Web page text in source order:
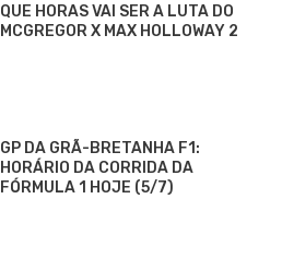
QUE HORAS VAI SER A LUTA DO
MCGREGOR X MAX HOLLOWAY 2
GP DA GRÃ-BRETANHA F1:
HORÁRIO DA CORRIDA DA
FÓRMULA 1 HOJE (5/7)